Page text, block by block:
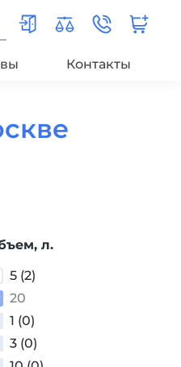
Контакты
л.
5 (2)
20
1 (0)
3 (0)